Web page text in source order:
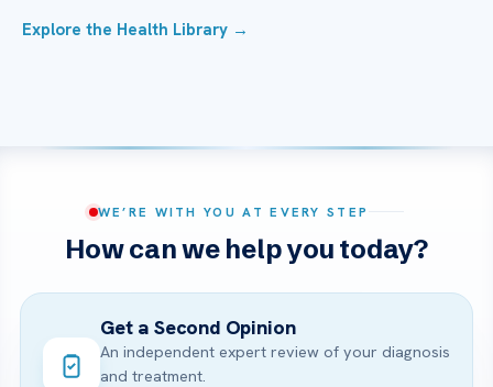
Explore the Health Library →
WE’RE WITH YOU AT EVERY STEP
How can we help you today?
Get a Second Opinion
An independent expert review of your diagnosis
and treatment.